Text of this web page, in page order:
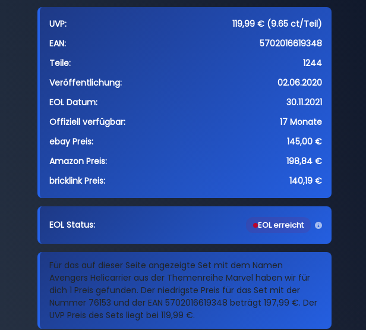
UVP:
119,99 € (9.65 ct/Teil)
EAN:
5702016619348
Teile:
1244
Veröffentlichung:
02.06.2020
EOL Datum:
30.11.2021
Offiziell verfügbar:
17 Monate
ebay Preis:
145,00 €
Amazon Preis:
198,84 €
bricklink Preis:
140,19 €
EOL Status: EOL erreicht
Für das auf dieser Seite angezeigte Set mit dem Namen
Avengers Helicarrier aus der Themenreihe Marvel haben wir für
dich 1 Preis gefunden. Der niedrigste Preis für das Set mit der
Nummer 76153 und der EAN 5702016619348 beträgt 197,99 €. Der
UVP Preis des Sets liegt bei 119,99 €.